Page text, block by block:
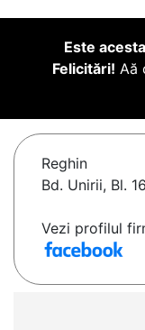
Este
Felicitări! Aă
Reghin
Bd. Unirii, Bl.
Vezi profilul